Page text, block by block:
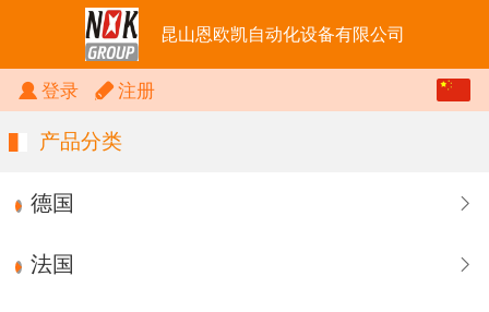
昆山恩欧凯自动化设备有限公司
登录 注册
产品分类
德国
法国